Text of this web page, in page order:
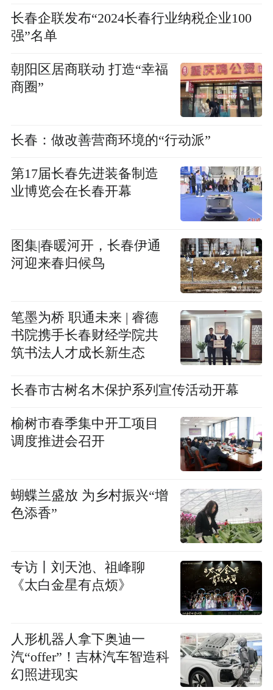
长春企联发布“2024长春行业纳税企业100
强”名单
朝阳区居商联动 打造“幸福
商圈”
长春：做改善营商环境的“行动派”
第17届长春先进装备制造
业博览会在长春开幕
图集|春暖河开，长春伊通
河迎来春归候鸟
笔墨为桥 职通未来 | 睿德
书院携手长春财经学院共
筑书法人才成长新生态
长春市古树名木保护系列宣传活动开幕
榆树市春季集中开工项目
调度推进会召开
蝴蝶兰盛放 为乡村振兴“增
色添香”
专访丨刘天池、祖峰聊
《太白金星有点烦》
人形机器人拿下奥迪一
汽“offer”！吉林汽车智造科
幻照进现实